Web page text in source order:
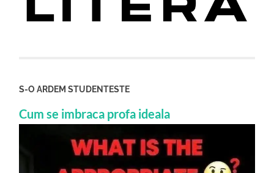
S-O ARDEM STUDENTESTE
Cum se imbraca profa ideala